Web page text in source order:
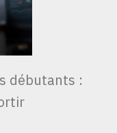
débutants :